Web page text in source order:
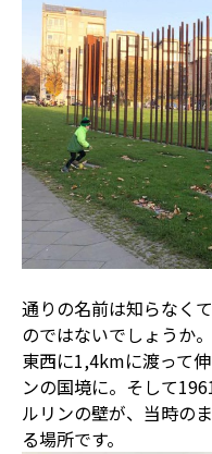
通りの名前は知らなく
のではないでしょうか。
東西に1,4kmに渡って
ンの国境に。そして
ルリンの壁が、当時の
る場所です。